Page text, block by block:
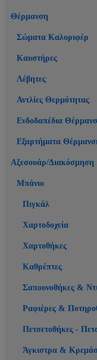
Θέρμανση
Σώματα Καλοριφέρ
Καυστήρες
Λέβητες
Αντλίες Θερμότητας
Ενδοδαπέδια
Εξαρτήματα
Αξεσουάρ/Διακόσμηση
Μπάνιο
Πιγκάλ
Χαρτοδοχεία
Χαρτοθήκες
Καθρέπτες
Σαπουνοθήκες &
Ραφιέρες &
Πετσετοθήκες -
Άγκιστρα &